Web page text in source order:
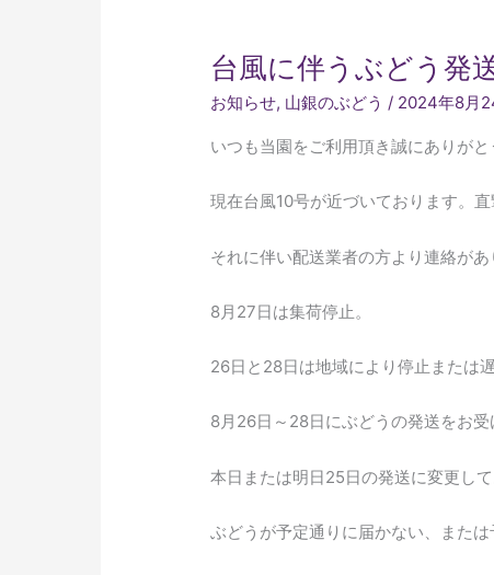
台風に伴うぶどう発
お知らせ, 山銀のぶどう / 2024年8月
いつも当園をご利用頂き誠にありがと
現在台風10号が近づいております。直
それに伴い配送業者の方より連絡があ
8月27日は集荷停止。
26日と28日は地域により停止または遅
8月26日～28日にぶどうの発送をお
本日または明日25日の発送に変更して
ぶどうが予定通りに届かない、または
に
伴
う
ぶ
う
送
に
い